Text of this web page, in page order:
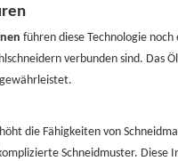
führen diese Technologie
verbunden sind. Das
die Fähigkeiten von
Schneidmuster.